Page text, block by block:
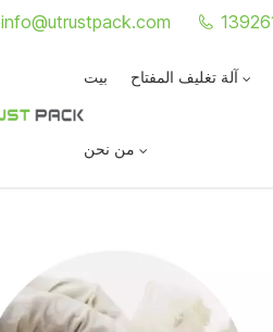
info@utrustpack.com
بيت آلة تغليف المفتاح
من نحن